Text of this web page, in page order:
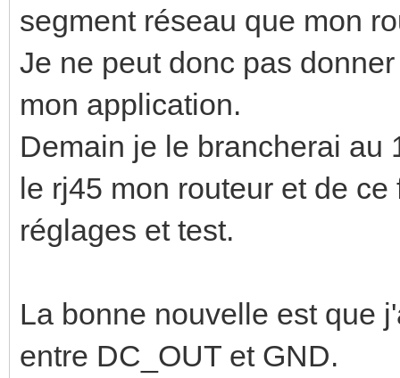
segment réseau que mon
Je ne peut donc pas
mon application.
Demain je le brancherai au
le rj45 mon routeur et de
réglages et test.
La bonne nouvelle est que
entre DC_OUT et GND.